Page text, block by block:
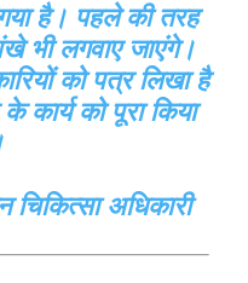
है। पहले की तरह
भी लगवाए जाएंगे।
को पत्र लिखा है
कार्य को पूरा किया
चिकित्सा अधिकारी